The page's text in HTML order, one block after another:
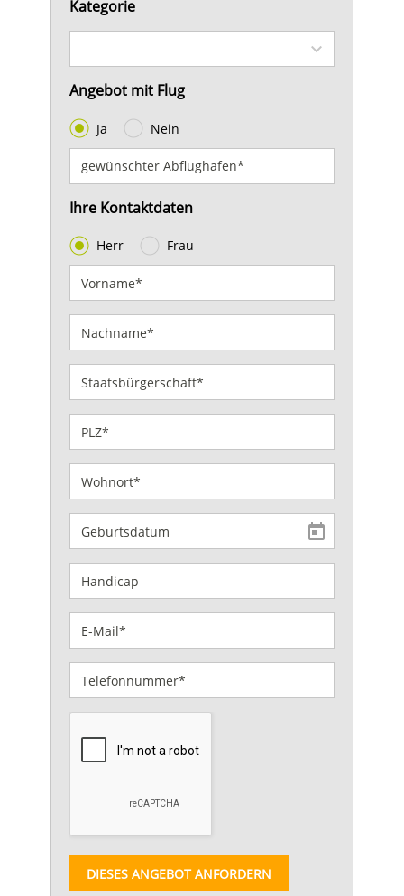
Kategorie
Angebot mit Flug
Ja Nein
Ihre Kontaktdaten
Herr Frau
DIESES ANGEBOT ANFORDERN